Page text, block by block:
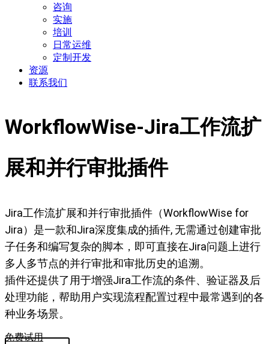
咨询
实施
培训
日常运维
定制开发
资源
联系我们
WorkflowWise-Jira工作流扩
展和并行审批插件
Jira工作流扩展和并行审批插件（WorkflowWise for
Jira）是一款和Jira深度集成的插件, 无需通过创建审批
子任务和编写复杂的脚本，即可直接在Jira问题上进行
多人多节点的并行审批和审批历史的追溯。
插件还提供了用于增强Jira工作流的条件、验证器及后
处理功能，帮助用户实现流程配置过程中最常遇到的各
种业务场景。
免费试用